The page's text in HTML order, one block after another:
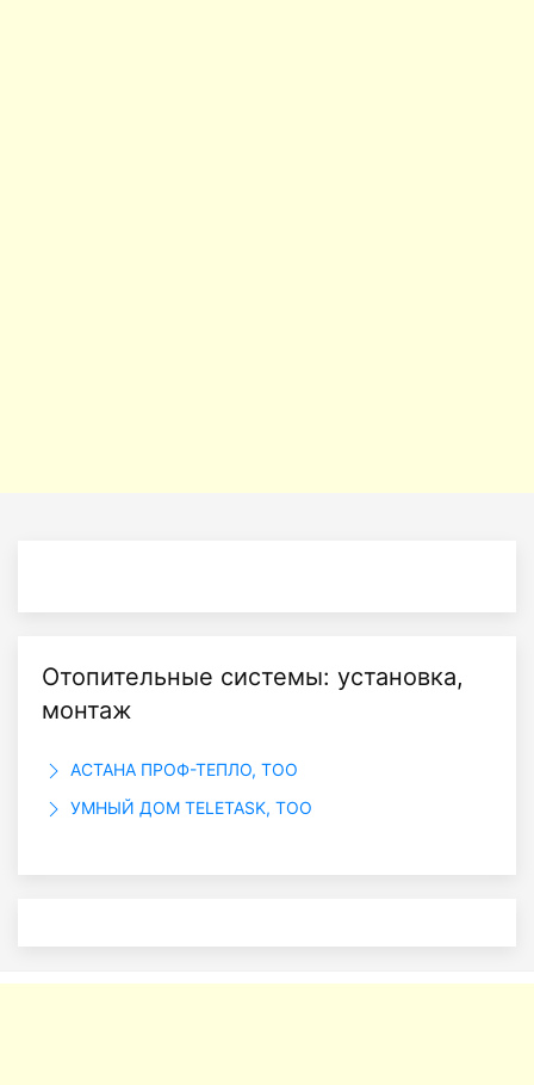
Отопительные системы: установка,
монтаж
АСТАНА ПРОФ-ТЕПЛО, ТОО
УМНЫЙ ДОМ TELETASK, ТОО